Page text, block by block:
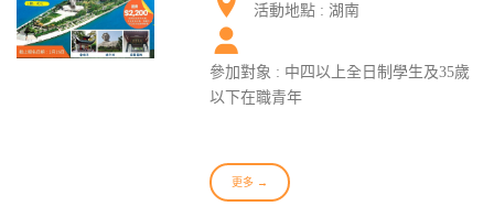
活動地點 : 湖南
參加對象 : 中四以上全日制學生及35歲
以下在職青年
更多 →